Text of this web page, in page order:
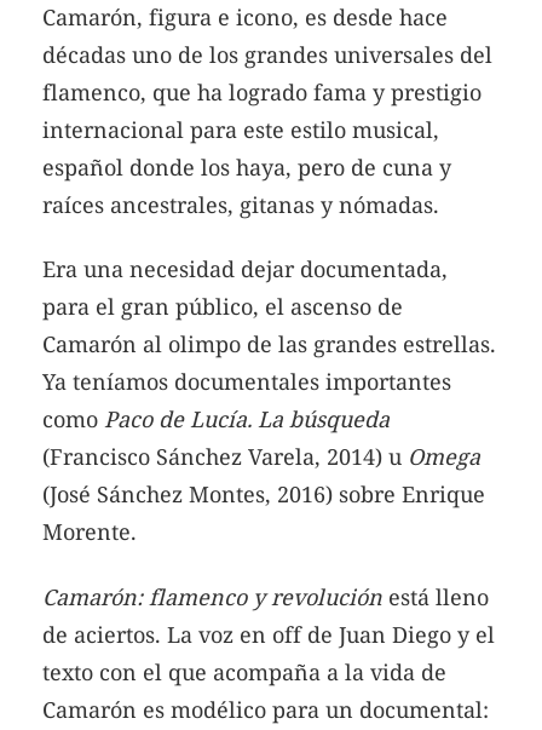
Camarón, figura e icono, es desde hace
décadas uno de los grandes universales del
flamenco, que ha logrado fama y prestigio
internacional para este estilo musical,
español donde los haya, pero de cuna y
raíces ancestrales, gitanas y nómadas.
Era una necesidad dejar documentada,
para el gran público, el ascenso de
Camarón al olimpo de las grandes estrellas.
Ya teníamos documentales importantes
como Paco de Lucía. La búsqueda
(Francisco Sánchez Varela, 2014) u Omega
(José Sánchez Montes, 2016) sobre Enrique
Morente.
Camarón: flamenco y revolución está lleno
de aciertos. La voz en off de Juan Diego y el
texto con el que acompaña a la vida de
Camarón es modélico para un documental: